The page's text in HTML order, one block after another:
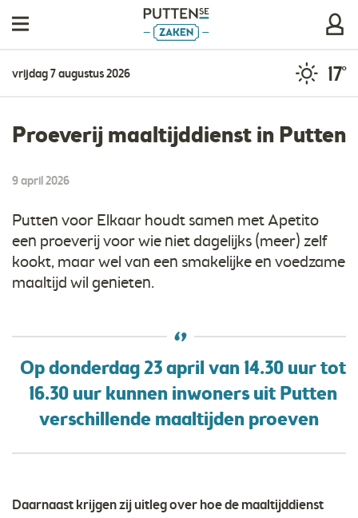
vrijdag 7 augustus 2026 17°
Proeverij maaltijddienst in Putten
9 april 2026
Putten voor Elkaar houdt samen met Apetito
een proeverij voor wie niet dagelijks (meer) zelf
kookt, maar wel van een smakelijke en voedzame
maaltijd wil genieten.
Op donderdag 23 april van 14.30 uur tot
16.30 uur kunnen inwoners uit Putten
verschillende maaltijden proeven
Daarnaast krijgen zij uitleg over hoe de maaltijddienst